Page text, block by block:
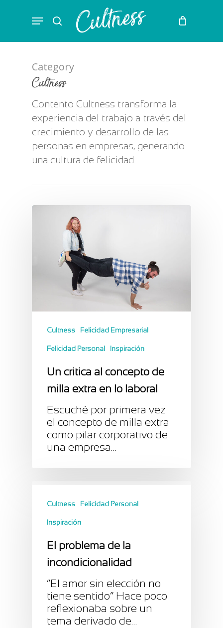
content
search
Menu
Category
Cultness
Contento Cultness transforma la
experiencia del trabajo a través del
crecimiento y desarrollo de las
personas en empresas, generando
una cultura de felicidad.
Cultness Felicidad Empresarial
Felicidad Personal Inspiración
Un critica al concepto de
milla extra en lo laboral
Escuché por primera vez
el concepto de milla extra
como pilar corporativo de
una empresa…
Cultness Felicidad Personal
Inspiración
El problema de la
incondicionalidad
“El amor sin elección no
tiene sentido” Hace poco
reflexionaba sobre un
tema derivado de…